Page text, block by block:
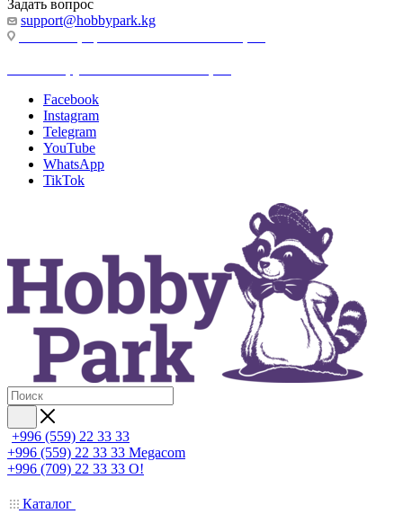
Задать вопрос
support@hobbypark.kg
Facebook
Instagram
Telegram
YouTube
WhatsApp
TikTok
+996 (559) 22 33 33
+996 (559) 22 33 33 Megacom
+996 (709) 22 33 33 O!
Каталог